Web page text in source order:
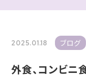
2025.01.18 ブログ
外食、コンビニ